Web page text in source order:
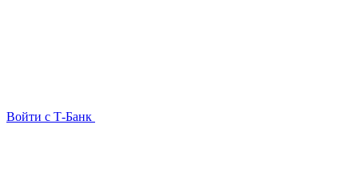
Войти с Т-Банк